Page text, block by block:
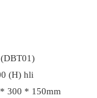
(H) hli
300 * 150mm